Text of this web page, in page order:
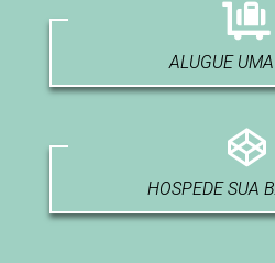
ALUGUE
HOSPEDE SUA